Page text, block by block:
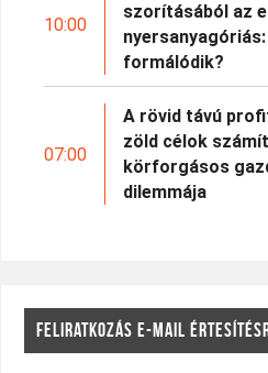
10:00
szorításából az
formálódik?
07:00
A rövid távú
zöld célok
körforgásos
dilemmája
FELIRATKOZÁS E-MAIL